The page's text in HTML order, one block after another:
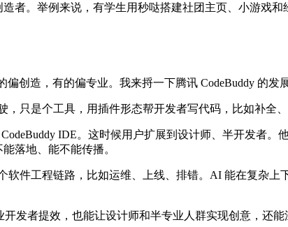
者。举例来说，有学生用秒哒搭建社团主页、小游戏和
创造，有的偏专业。我来捋一下腾讯 CodeBuddy 的发展
只是个工具，用插件形态帮开发者写代码，比如补全
IDE。这时候用户扩展到设计师、半开发者
落地、能不能传播。
软件工程链路，比如运维、上线、排错。AI 能在复杂
发者提效，也能让设计师和半专业人群实现创意，还